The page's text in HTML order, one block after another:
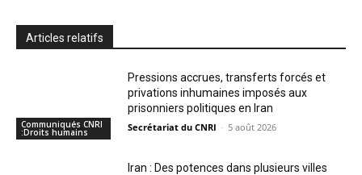
Articles relatifs
Communiqués CNRI
:Droits humains
Pressions accrues, transferts forcés et
privations inhumaines imposés aux
prisonniers politiques en Iran
Secrétariat du CNRI - 5 août 2026
Iran : Des potences dans plusieurs villes